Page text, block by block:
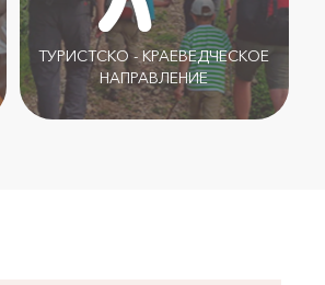
ТУРИСТСКО - КРАЕВЕДЧЕСКОЕ
НАПРАВЛЕНИЕ